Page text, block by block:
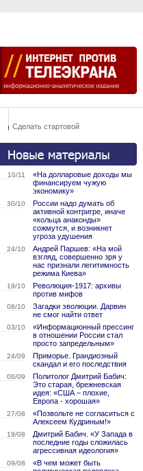
Сделать стартовой
10/11
«На долларовые доходы мы
финансируем чужую
экономику»
30/10
России надо думать об
активной контригре, иначе
«кольца анаконды»
сожмутся, и возникнет
угроза удушения
24/10
Андрей Паршев: «На мой
взгляд, совершенно зря у
нас признали легитимность
режима Киева»
19/10
Революция-1917: архивы
против мифов
08/10
Загадки эволюции. Дарвин
не смог найти ответ
03/10
«Информационный прессинг
в отношении России стал
просто запредельным»
24/09
Приморье. Грандиозный
скандал и его последствия
06/09
Политолог Дмитрий Бабич:
Это старая, брежневская
идея: «США – плохие,
Европа - хорошая»
27/08
«Позвольте не согласиться с
Алексеем Кудриным!»
19/08
Дмитрий Бабич. «У Запада в
последние годы сложилась
агрессивная идеология»
09/08
«В чем может быть